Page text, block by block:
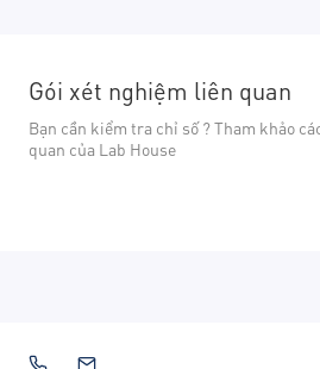
Gói xét nghiệm liên quan
Bạn cần kiểm tra chỉ số ? Tham khảo
quan của Lab House